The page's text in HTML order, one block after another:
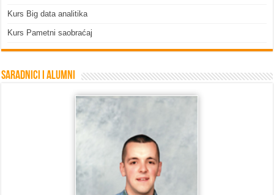
Kurs Big data analitika
Kurs Pametni saobraćaj
Saradnici i Alumni